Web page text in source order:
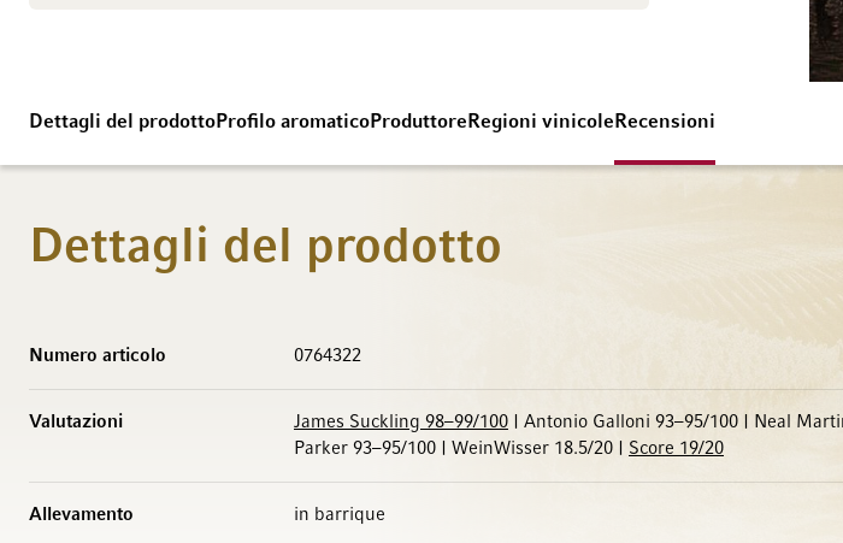
Dettagli del prodottoProfilo aromaticoProduttore Regioni vinicole Recensioni
Dettagli del prodotto
Numero articolo 0764322
Valutazioni James Suckling 98–99/100 | Antonio Galloni 93–95/100 | Neal
Parker 93–95/100 | WeinWisser 18.5/20 | Score 19/20
Allevamento in barrique